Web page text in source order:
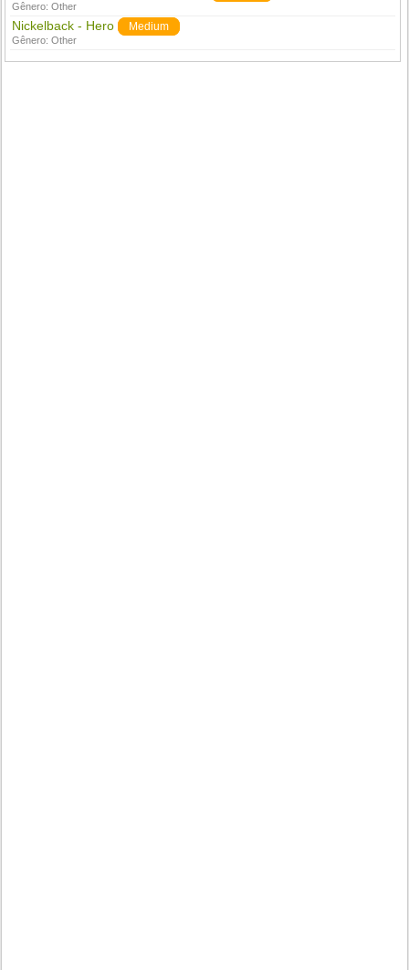
Gênero:Other
Nickelback - Hero Medium
Gênero:Other